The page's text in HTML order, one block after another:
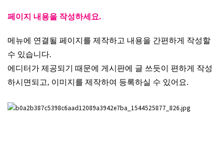
페이지 내용을 작성하세요.
메뉴에 연결될 페이지를 제작하고 내용을 간편하게 작성할
수 있습니다.
에디터가 제공되기 때문에 게시판에 글 쓰듯이 편하게 작성
하시면되고, 이미지를 제작하여 등록하실 수 있어요.